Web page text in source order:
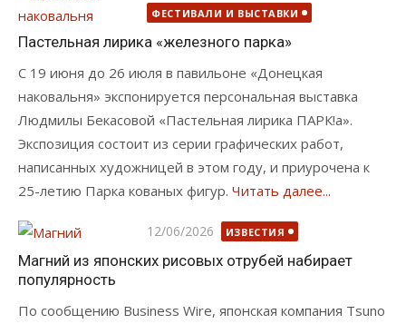
ФЕСТИВАЛИ И ВЫСТАВКИ
Пастельная лирика «железного парка»
С 19 июня до 26 июля в павильоне «Донецкая
наковальня» экспонируется персональная выставка
Людмилы Бекасовой «Пастельная лирика ПАРК!а».
Экспозиция состоит из серии графических работ,
написанных художницей в этом году, и приурочена к
25-летию Парка кованых фигур. Читать далее...
Опубликовано
12/06/2026 ИЗВЕСТИЯ
Магний из японских рисовых отрубей набирает
популярность
По сообщению Business Wire, японская компания Tsuno